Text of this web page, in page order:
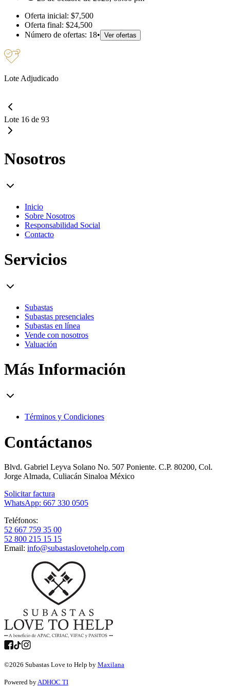
Oferta inicial: $7,500
Oferta final: $24,500
Número de ofertas: 18• Ver ofertas
Lote Adjudicado
Lote 16 de 93
Nosotros
Inicio
Sobre Nosotros
Responsabilidad Social
Contacto
Servicios
Subastas
Subastas presenciales
Subastas en línea
Vende con nosotros
Valuación
Más Información
Términos y Condiciones
Contáctanos
Blvd. Gabriel Leyva Solano No. 507 Poniente. C.P. 80200, Col.
Jorge Almada, Culiacán Sinaloa México
Solicitar factura
WhatsApp: 667 330 0505
Teléfonos:
52 667 759 35 00
52 800 215 15 15
Email: info@subastaslovetohelp.com
©2026 Subastas Love to Help by Maxilana
Powered byADHOC TI